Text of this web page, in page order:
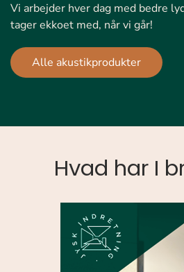
Vi arbejder hver dag med bedre
tager ekkoet med, når vi går!
Alle akustikprodukter
Hvad har I